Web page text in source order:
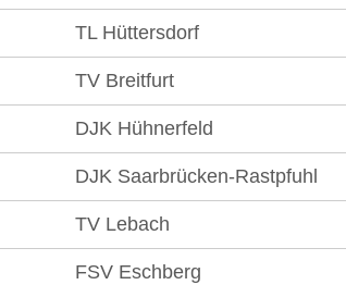
TL Hüttersdorf
TV Breitfurt
DJK Hühnerfeld
DJK Saarbrücken-Rastpfuhl
TV Lebach
FSV Eschberg